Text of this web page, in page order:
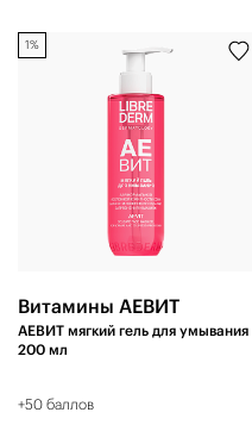
Витамины АЕВИТ
АЕВИТ мягкий гель для умывания
200 мл
+50 баллов
1%